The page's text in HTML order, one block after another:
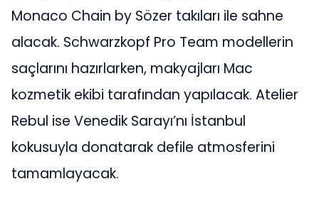
Monaco Chain by Sözer takıları ile sahne
alacak. Schwarzkopf Pro Team modellerin
saçlarını hazırlarken, makyajları Mac
kozmetik ekibi tarafından yapılacak. Atelier
Rebul ise Venedik Sarayı’nı İstanbul
kokusuyla donatarak defile atmosferini
tamamlayacak.